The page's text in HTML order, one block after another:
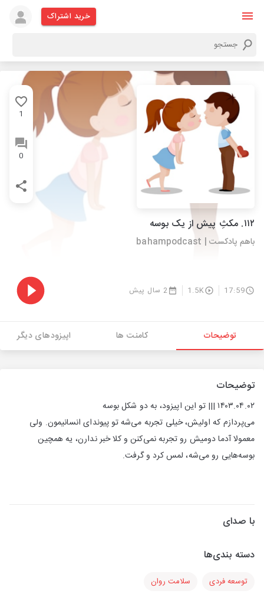
خرید اشتراک
1
0
۱۱۲. مکثِ پیش از یک بوسه
باهم پادکست | bahampodcast
17:59
1.5K 2 سال پیش
توضیحات کامنت ها اپیزودهای دیگر
توضیحات
۱۴۰۳.۰۴.۰۲ ||| تو این اپیزود، به دو شکل بوسه
می‌پردازم که اولیش، خیلی تجربه می‌شه تو پیوندای انسانیمون. ولی
معمولا آدما دومیش رو تجربه نمی‌کنن و کلا خبر ندارن، یه همچین
بوسه‌هایی رو می‌شه، لمس کرد و گرفت.
با صدای
دسته بندی‌ها
توسعه فردی سلامت روان